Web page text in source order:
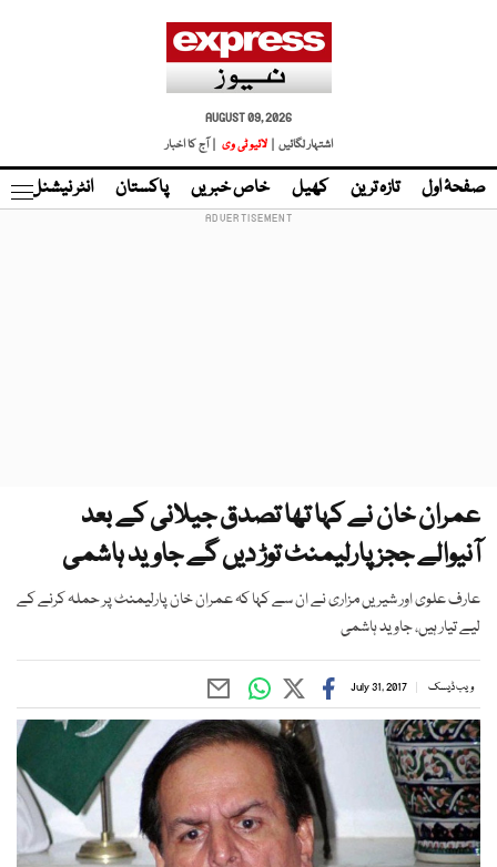
AUGUST 09, 2026
اشتہار لگائیں |
لائیو ٹی وی | آج کا اخبار
صفحۂ اول تازہ ترین کھیل خاص خبریں پاکستان انٹر نیشنل
عمران خان نے کہا تھا تصدق جیلانی کے بعد
آنیوالے ججز پارلیمنٹ توڑ دیں گے جاوید ہاشمی
عارف علوی اور شیریں مزاری نے ان سے کہا کہ عمران خان پارلیمنٹ پر حملہ کرنے کے
لیے تیار ہیں، جاوید ہاشمی
ویب ڈیسک July 31, 2017